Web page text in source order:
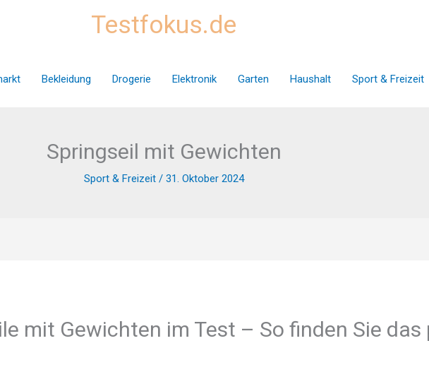
Testfokus.de
Bekleidung Drogerie Elektronik Garten Haushalt Sport & Freizeit
Springseil mit Gewichten
Sport & Freizeit/ 31. Oktober 2024
mit Gewichten im Test – So finden Sie